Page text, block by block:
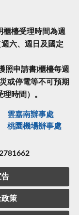
檯受理時間為週
六、週日及國定
照申請書)櫃檯每週
或停電等不可預期
時間）。
雲嘉南辦事處
桃園機場辦事處
告
政策